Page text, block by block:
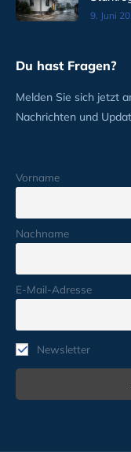
9. Juni
Du hast Fragen?
Melden Sie sich jetzt
Nachrichten und
Vorname
Nachname
E-Mail-Adresse
Newsletter